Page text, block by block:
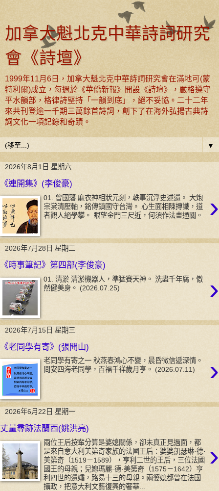
加拿大魁北克中華詩詞研究
會《詩壇》
1999年11月6日，加拿大魁北克中華詩詞研究會在滿地可(蒙
特利爾)成立，每週於《華僑新報》開設《詩壇》，嚴格遵守
平水韻部，格律詩堅持「一韻到底」，絕不妥協。二十二年
來共刊登逾一千期三萬餘首詩詞，創下了在海外弘揚古典詩
詞文化一項記錄和奇蹟。
▼
2026年8月1日 星期六
《連開集》(李俊豪)
›
01. 曾國藩 麻衣神相狀元刻，軼事沉浮史述還。 大炮
宗棠清壓軸，銘傳鎮國守台灣。 心生面相陳摶識，道
者觀人絕學攀。 眼望金門三尺近，何須作法畫通關。
2026年7月28日 星期二
《時事筆記》第四部(李俊豪)
›
01. 清淤 清淤機器人，準猛賽天神。 洗盡千年腐，傲
然健美身。 (2026.07.25)
2026年7月15日 星期三
《老同學有寄》(張聞山)
›
老同學有寄之一 秋燕春鴻心不變，晨昏微信遞深情。
問安四海老同學，百福千祥歲月亨。 (2026.07.11)
2026年6月22日 星期一
丈量尋跡法蘭西(姚洪亮)
›
兩位王后按輩分算是婆媳關係，卻未真正見過面，都
是來自意大利美第奇家族的法國王后：婆婆凱瑟琳·德·
美第奇（1519－1589），亨利二世的王后，三位法國
國王的母親；兒媳瑪麗·德·美第奇（1575－1642）亨
利四世的遺孀，路易十三的母親。兩婆媳都曾在法國
攝政，把意大利文藝復興的奢華...